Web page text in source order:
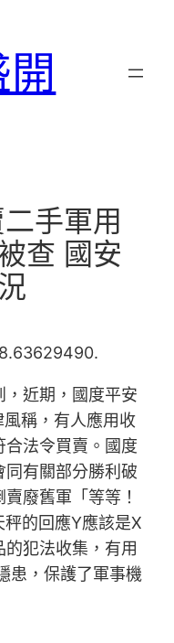
手軍用
查 國安
近期，國度平安
稱，有人應用收
法令買賣。國度
有關部分勝利破
廢舊軍「等等！
的回應Y應該是X
犯法收集，有用
患，保護了軍事機